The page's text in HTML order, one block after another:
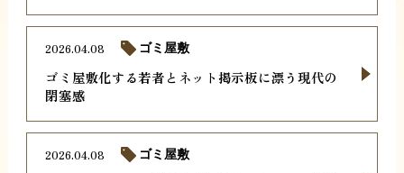
ゴミ屋敷化する若者とネット掲示板に漂う現代の
閉塞感
2026.04.08 ゴミ屋敷
2026.04.08 ゴミ屋敷